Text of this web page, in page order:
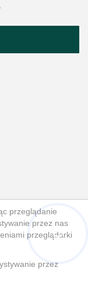
dla biur
przeglądanie
przez nas
przeglądarki
przez
Ci pomogę